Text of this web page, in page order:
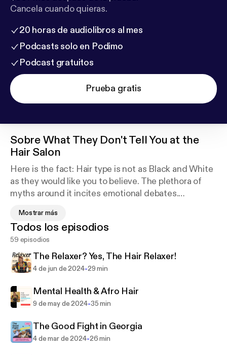
Cancela cuando quieras.
20 horas de audiolibros al mes
Podcasts solo en Podimo
Podcast gratuitos
Prueba gratis
SobreWhat They Don't Tell You at the
Hair Salon
Here is the fact: Hair type is not as Black and White
as they would like you to believe. The plethora of
myths around it incites emotional debates.
My podcast is a cognitive restructuring of sorts,
shifting the standards of the narratives about hair
care and hair styling.
Join me on the journey through time periods to
the Hair Salon.
Mostrar más
Todos los episodios
59 episodios
The Relaxer? Yes, The Hair Relaxer!
4 de jun de 2024-29 min
Mental Health & Afro Hair
9 de may de 2024-35 min
The Good Fight in Georgia
4 de mar de 2024-26 min